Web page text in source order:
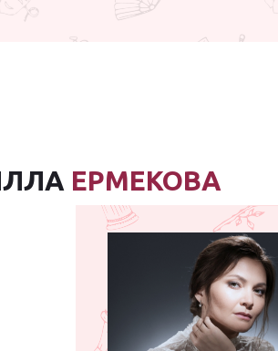
ЕРМЕКОВА